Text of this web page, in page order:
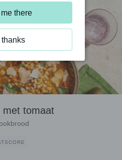
met tomaat
there
thanks